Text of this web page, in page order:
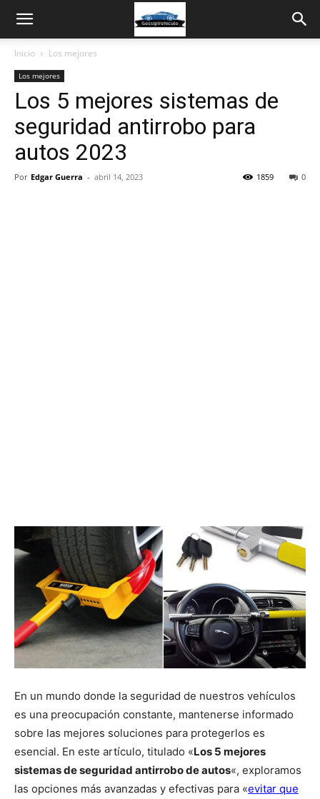
Inicio Los mejores
Los mejores
Los 5 mejores sistemas de
seguridad antirrobo para
autos 2023
Por Edgar Guerra - abril 14, 2023 0
1859
En un mundo donde la seguridad de nuestros vehículos
es una preocupación constante, mantenerse informado
sobre las mejores soluciones para protegerlos es
esencial. En este artículo, titulado «Los 5 mejores
sistemas de seguridad antirrobo de autos«, exploramos
las opciones más avanzadas y efectivas para «evitar que